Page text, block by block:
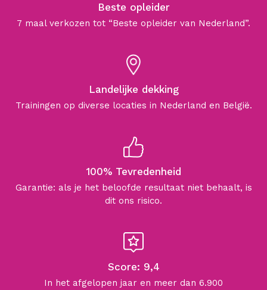
Beste opleider
7 maal verkozen tot “Beste opleider van Nederland”.
Landelijke dekking
Trainingen op diverse locaties in Nederland en België.
100% Tevredenheid
Garantie: als je het beloofde resultaat niet behaalt, is
dit ons risico.
Score: 9,4
In het afgelopen jaar en meer dan 6.900